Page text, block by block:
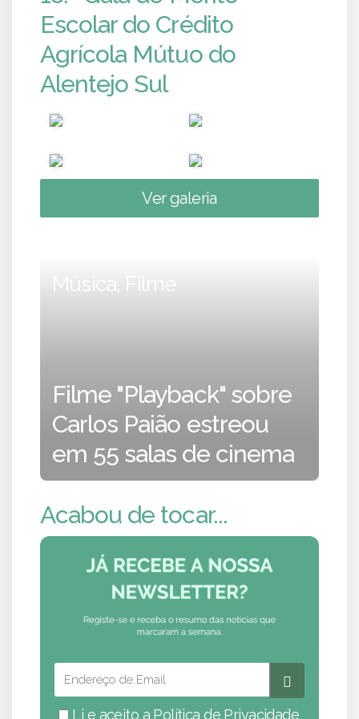
Escolar do Crédito
Agrícola Mútuo do
Alentejo Sul
Ver galeria
Música, Filme
Filme "Playback" sobre
Carlos Paião estreou
em 55 salas de cinema
Acabou de tocar...
Li e aceito a Política de Privacidade